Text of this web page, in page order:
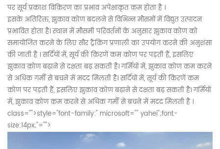
पर सूर्य प्रकाश विकिरण का प्रभावअपेक्षाकृत कमहोताहै।
इसके अतिरिक्त, झुकावकोण बदलने से विभिन्नमौसमों में विद्युत उत्पादन
प्रभावित होता है।स्थान में मौसमी परिवर्तनों के अनुसार झुकाव कोण को
समायोजित करने के लिएसौरट्रैकिंग प्रणाली का उपयोग करने की अनुशंसा
की जातीहै।सर्दियों में, सूर्य की किरणें कम कोण पर पड़ती हैं, इसलिए
झुकाव कोण बढ़ाने से दक्षता बढ़ सकती है। गर्मियों में, झुकाव कोण कम करने
से अधिक गर्मी से बचने में मददमिलती है। सर्दियों में, सूर्य की किरणें कम
कोण पर पड़ती हैं,इसलिए झुकाव कोण बढ़ाने से दक्षता बढ़ सकती है। गर्मियों
में, झुकाव कोण कम करने से अधिक गर्मी से बचने में मदद मिलती है।
class="">style="font-family:" microsoft="" yahei";font-
size:14px;"="">